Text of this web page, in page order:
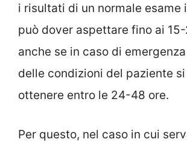
i risultati di un normale esame
può dover aspettare fino ai
anche se in caso di
delle condizioni del paziente
ottenere entro le 24-48 ore.
Per questo, nel caso in cui